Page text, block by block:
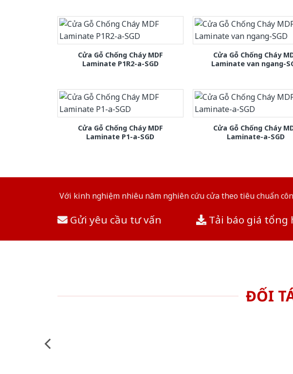
Cửa Gỗ Chống Cháy MDF
Laminate P1R2-a-SGD
Cửa Gỗ Chống Cháy
Laminate van ngang-
Cửa Gỗ Chống Cháy MDF
Laminate P1-a-SGD
Cửa Gỗ Chống Cháy
Laminate-a-SGD
Với kinh nghiệm nhiêu năm nghiên cứu cửa theo tiêu chuẩn
Gửi yêu cầu tư vấn Tải báo giá tổng
ĐỐI